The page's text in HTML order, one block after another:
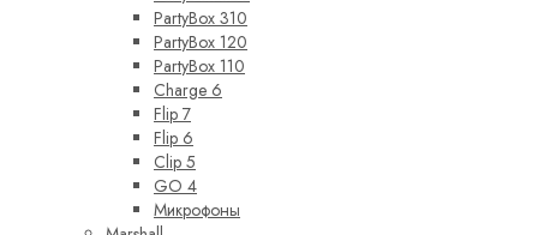
PartyBox 310
PartyBox 120
PartyBox 110
Charge 6
Flip 7
Flip 6
Clip 5
GO 4
Микрофоны